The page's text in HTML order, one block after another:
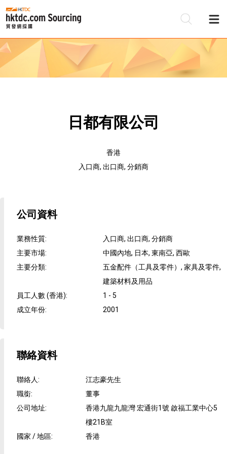
日都有限公司
香港
入口商, 出口商, 分銷商
公司資料
業務性質:
入口商, 出口商, 分銷商
主要市場:
中國內地, 日本, 東南亞, 西歐
主要分類:
五金配件（工具及零件）, 家具及零件,
建築材料及用品
員工人數 (香港):
1 - 5
成立年份: 2001
聯絡資料
聯絡人:
江志豪先生
職銜:
董事
公司地址:
香港九龍九龍灣 宏通街1號 啟福工業中心5
樓21B室
國家 / 地區: 香港